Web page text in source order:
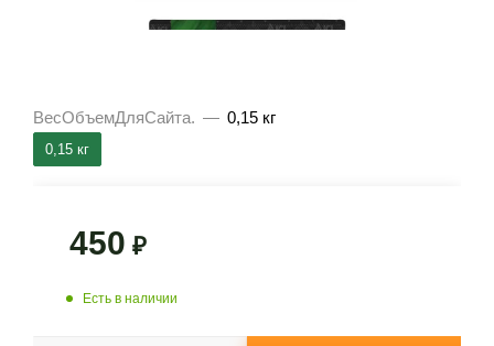
ВесОбъемДляСайта. — 0,15 кг
0,15 кг
450 ₽
Есть в наличии